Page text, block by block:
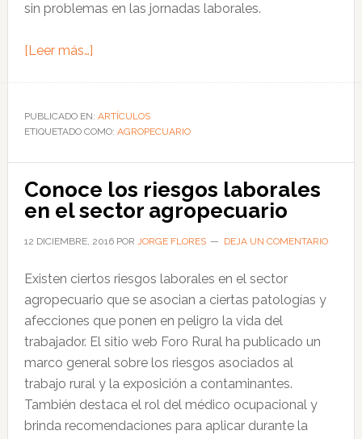
sin problemas en las jornadas laborales.
[Leer más…]acerca
los
riesgos
sector
agropecuario
y
evitarlos
PUBLICADO EN: ARTÍCULOS
ETIQUETADO COMO: AGROPECUARIO
Conoce los riesgos laborales
en el sector agropecuario
12 DICIEMBRE, 2016POR JORGE FLORES DEJA UN COMENTARIO
Existen ciertos riesgos laborales en el sector
agropecuario que se asocian a ciertas patologías y
afecciones que ponen en peligro la vida del
trabajador. El sitio web Foro Rural ha publicado un
marco general sobre los riesgos asociados al
trabajo rural y la exposición a contaminantes.
También destaca el rol del médico ocupacional y
brinda recomendaciones para aplicar durante la